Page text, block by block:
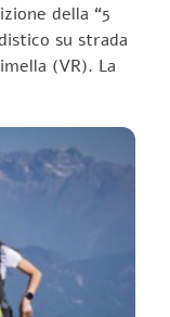
della “5
su strada
(VR). La